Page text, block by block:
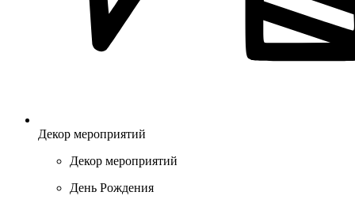
Декор мероприятий
Декор мероприятий
День Рождения